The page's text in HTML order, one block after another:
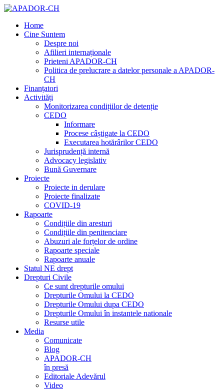
Home
Cine Suntem
Despre noi
Afilieri internaționale
Prieteni APADOR-CH
Politica de prelucrare a datelor personale a APADOR-
CH
Finanțatori
Activități
Monitorizarea condițiilor de detenție
CEDO
Informare
Procese câștigate la CEDO
Executarea hotărârilor CEDO
Jurisprudență internă
Advocacy legislativ
Bună Guvernare
Proiecte
Proiecte in derulare
Proiecte finalizate
COVID-19
Rapoarte
Condițiile din aresturi
Condițiile din penitenciare
Abuzuri ale forțelor de ordine
Rapoarte speciale
Rapoarte anuale
Statul NE drept
Drepturi Civile
Ce sunt drepturile omului
Drepturile Omului la CEDO
Drepturile Omului dupa CEDO
Drepturile Omului în instantele nationale
Resurse utile
Media
Comunicate
Blog
APADOR-CH
în presă
Editoriale Adevărul
Video